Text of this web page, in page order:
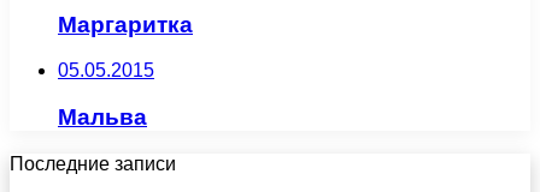
Маргаритка
05.05.2015
Мальва
Последние записи